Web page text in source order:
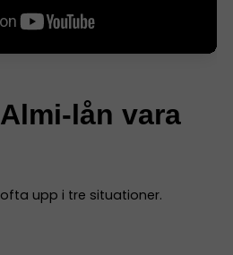
lån vara
upp i tre situationer.